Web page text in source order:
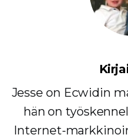
Jesse on Ecwidin
hän on
Internet-